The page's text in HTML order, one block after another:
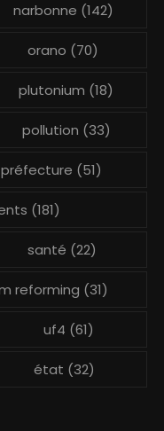
narbonne (142)
orano (70)
plutonium (18)
pollution (33)
préfecture (51)
(181)
santé (22)
reforming (31)
uf4 (61)
état (32)